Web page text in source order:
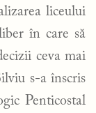
liceului
în care să
ceva mai
s-a înscris
Penticostal